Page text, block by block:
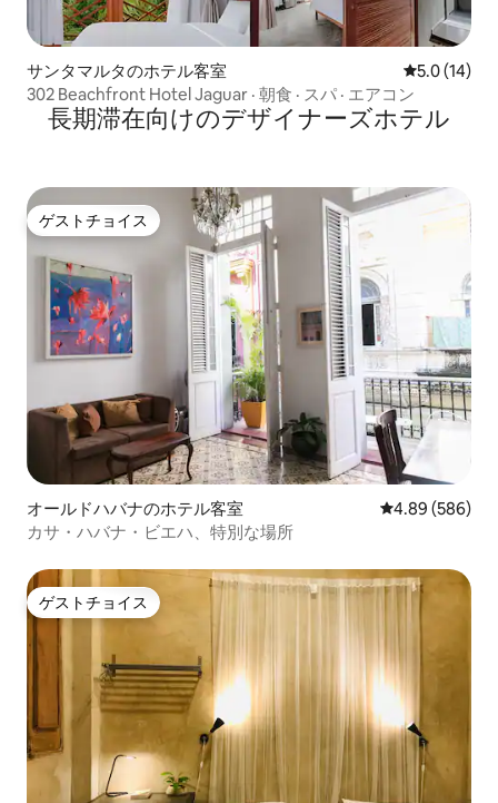
サンタマルタのホテル客室 レビュー14
5.0 (14)
302 Beachfront Hotel Jaguar · 朝食 · スパ · エアコン
長期滞在向⁠け⁠のデ⁠ザ⁠イ⁠ナ⁠ー⁠ズホ⁠テ⁠ル
ゲストチョイス
ゲストチョイス
オールドハバナのホテル客室 レビュー586
4.89 (586)
カサ・ハバナ・ビエハ、特別な場所
ゲストチョイス
ゲストチョイス